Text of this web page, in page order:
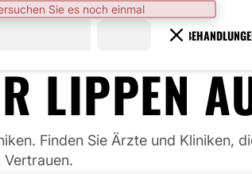
Sie es noch einmal
LIPPEN
Finden Sie Ärzte und Kliniken,
Vertrauen.